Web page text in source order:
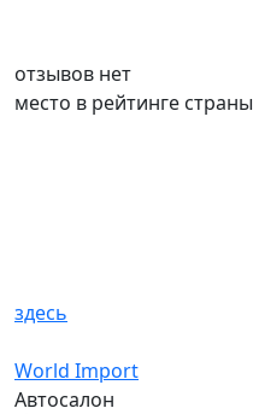
отзывов нет
место в рейтинге страны
здесь
World Import
Автосалон